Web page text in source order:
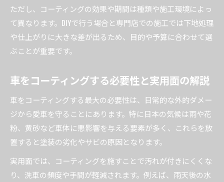
カーコーティングのメリットとデメリットを整
理
車コーティングのメリットデメリットを実体験
で紹介
カーコーティングで得られる価値と注意点を比
較
車コーティングを選ぶ際のメリットデメリット
比較
新車維持や資産価値に影響する理由を検証
カーコーティングが新車維持に与える長期的な
効果
ただし、コーティングの効果や期間は種類や施工環境によっ
て異なります。DIYで行う場合と専門店での施工では下地処理
や仕上がりに大きな差が出るため、目的や予算に合わせて選
ぶことが重要です。
車をコーティングする必要性と実用面の解説
車をコーティングする最大の必要性は、日常的な外的ダメー
ジから愛車を守ることにあります。特に日本の気候は雨や花
粉、黄砂など車体に悪影響を与える要素が多く、これらを放
置すると塗装の劣化やサビの原因となります。
実用面では、コーティングを施すことで汚れが付きにくくな
り、洗車の頻度や手間が軽減されます。例えば、雨天後の水